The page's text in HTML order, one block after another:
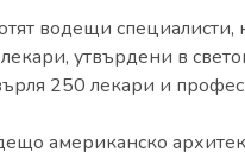
водещи специалисти,
утвърдени в
250 лекари и
американско